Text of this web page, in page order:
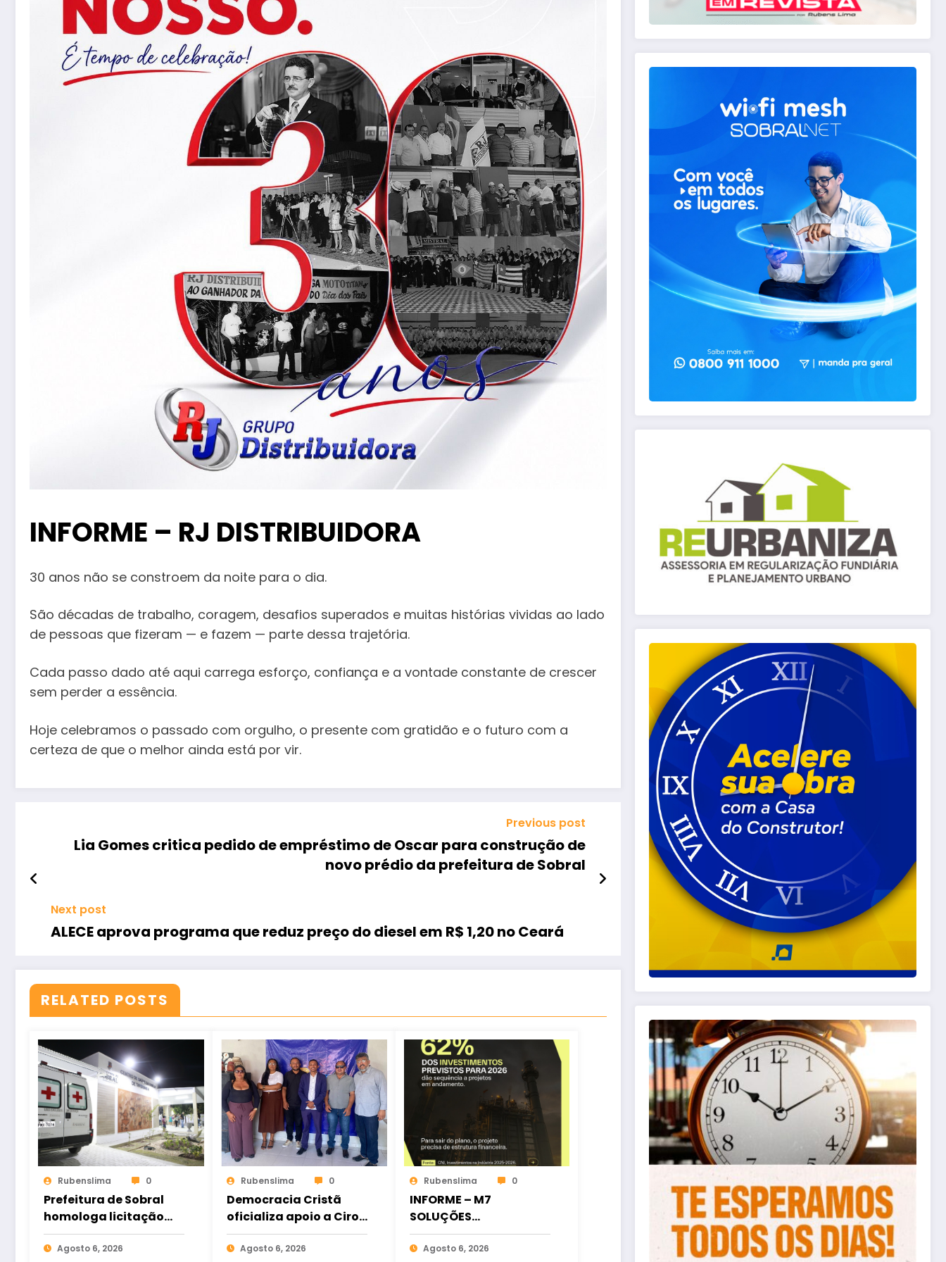
INFORME – RJ DISTRIBUIDORA
30 anos não se constroem da noite para o dia.
São décadas de trabalho, coragem, desafios superados e muitas histórias vividas ao lado
de pessoas que fizeram — e fazem — parte dessa trajetória.
Cada passo dado até aqui carrega esforço, confiança e a vontade constante de crescer
sem perder a essência.
Hoje celebramos o passado com orgulho, o presente com gratidão e o futuro com a
certeza de que o melhor ainda está por vir.
Previous post
Lia Gomes critica pedido de empréstimo de Oscar para construção de
novo prédio da prefeitura de Sobral
Next post
ALECE aprova programa que reduz preço do diesel em R$ 1,20 no Ceará
RELATED POSTS
Rubenslima 0
Prefeitura de Sobral
homologa licitação
para construção do
Hospital de Taperuaba
Agosto 6, 2026
Rubenslima 0
Democracia Cristã
oficializa apoio a Ciro
Gomes e amplia
aliança da oposição
Agosto 6, 2026
Rubenslima 0
INFORME – M7
SOLUÇÕES
FINANCEIRAS
Agosto 6, 2026